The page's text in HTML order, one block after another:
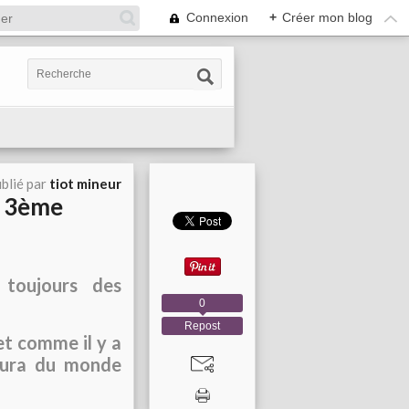
Connexion + Créer mon blog
par tiot mineur
des
comme il y a
du monde
Repost
0